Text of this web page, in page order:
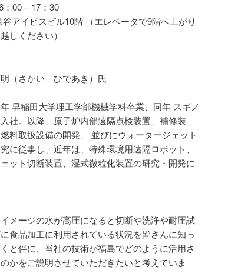
：00 – 17：30
アイビスビル10階 （エレベータで9階へ上がり
しください）
（さかい ひであき）氏
早稲田大学理工学部機械学科卒業、同年 スギノ
社。以降、原子炉内部遠隔点検装置、補修装
料取扱設備の開発、 並びにウォータージェット
に従事し、近年は、特殊環境用遠隔ロボット、
ット切断装置、湿式微粒化装置の研究・開発に
メージの水が高圧になると切断や洗浄や耐圧試
食品加工に利用されている状況を皆さんに知っ
と伴に、 当社の技術が福島でどのように活用さ
かをご説明させていただきたいと考えていま